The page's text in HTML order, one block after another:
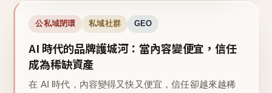
公私域閉環 私域社群 GEO
AI 時代的品牌護城河：當內容變便宜，信任
成為稀缺資產
在 AI 時代，內容變得又快又便宜，信任卻越來越稀